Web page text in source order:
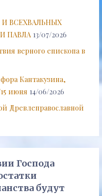
ВСЕХВАЛЬНЫХ
ПАВЛА 13/07/2026
верного епископа в
Кантакузина,
июня 14/06/2026
Древлеправославной
Господа
будут